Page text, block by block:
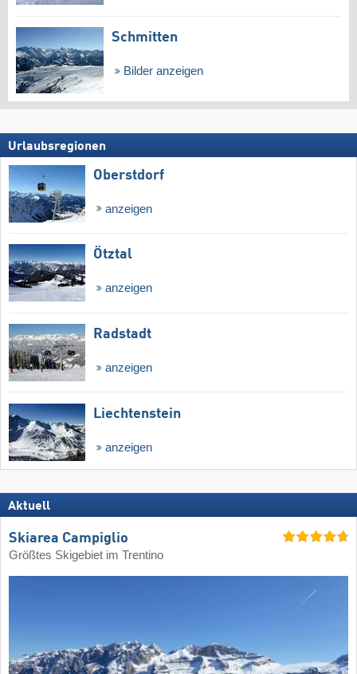
Schmitten
Bilder anzeigen
Urlaubsregionen
Oberstdorf
anzeigen
Ötztal
anzeigen
Radstadt
anzeigen
Liechtenstein
anzeigen
Aktuell
Skiarea Campiglio
Größtes Skigebiet im Trentino